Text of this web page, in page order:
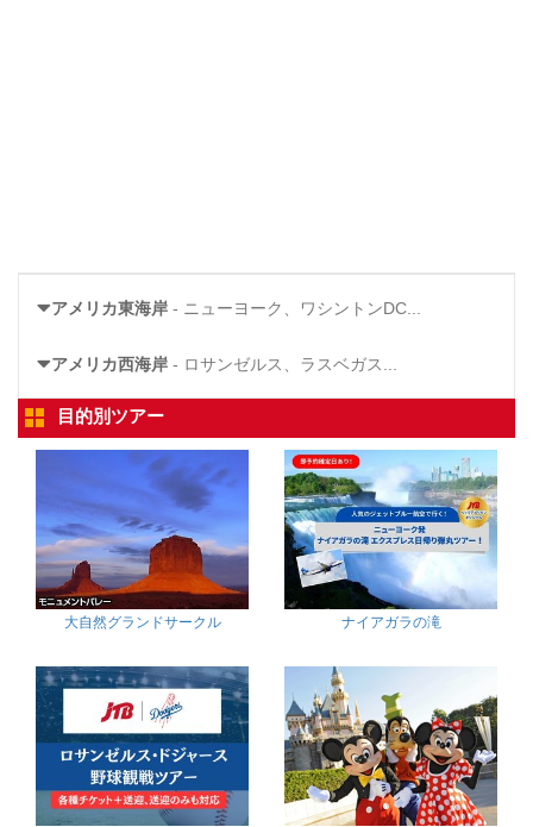
アメリカ東海岸 - ニューヨーク、ワシントンDC...
アメリカ西海岸 - ロサンゼルス、ラスベガス...
目的別ツアー
大自然グランドサークル ナイアガラの滝